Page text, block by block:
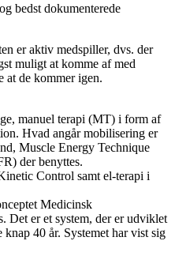
bedst dokumenterede
er aktiv medspiller, dvs. der
muligt at komme af med
at de kommer igen.
manuel terapi (MT) i form af
Hvad angår mobilisering er
Muscle Energy Technique
der benyttes.
Control samt el-terapi i
Medicinsk
Det er et system, der er udviklet
knap 40 år. Systemet har vist sig